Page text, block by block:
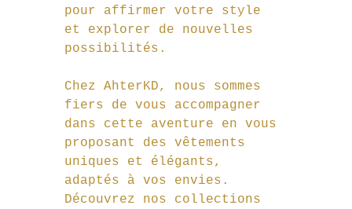
pour affirmer votre style
et explorer de nouvelles
possibilités.
Chez AhterKD, nous sommes
fiers de vous accompagner
dans cette aventure en vous
proposant des vêtements
uniques et élégants,
adaptés à vos envies.
Découvrez nos collections